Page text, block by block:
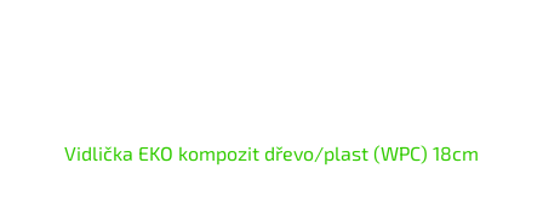
Vidlička EKO kompozit dřevo/plast (WPC) 18cm